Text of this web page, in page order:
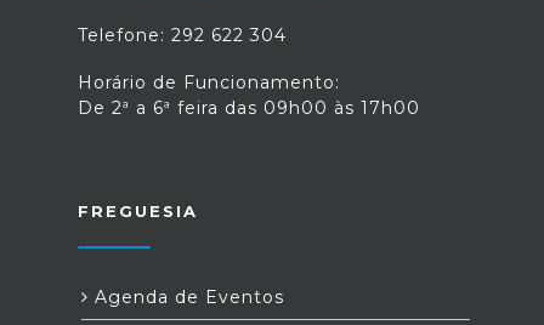
Telefone: 292 622 304
Horário de Funcionamento:
De 2ª a 6ª feira das 09h00 às 17h00
FREGUESIA
Agenda de Eventos